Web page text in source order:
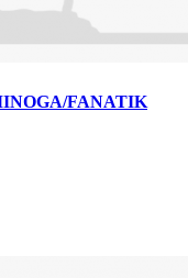
FANATIK